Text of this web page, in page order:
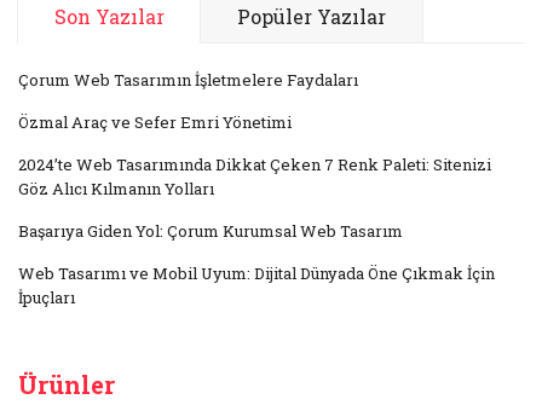
Son Yazılar Popüler Yazılar
Çorum Web Tasarımın İşletmelere Faydaları
Özmal Araç ve Sefer Emri Yönetimi
2024’te Web Tasarımında Dikkat Çeken 7 Renk Paleti: Sitenizi
Göz Alıcı Kılmanın Yolları
Başarıya Giden Yol: Çorum Kurumsal Web Tasarım
Web Tasarımı ve Mobil Uyum: Dijital Dünyada Öne Çıkmak İçin
İpuçları
Ürünler